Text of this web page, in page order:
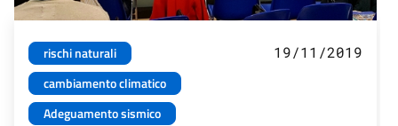
rischi naturali
cambiamento climatico
Adeguamento sismico
19/11/2019